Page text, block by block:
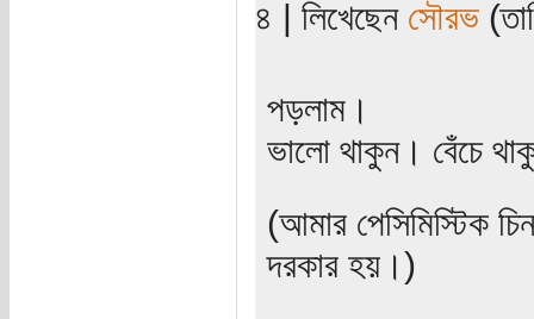
৪ | লিখেছেন সৌরভ
পড়লাম।
ভালো থাকুন। বেঁচে
(আমার পেসিমিস্টিক
দরকার হয়।)